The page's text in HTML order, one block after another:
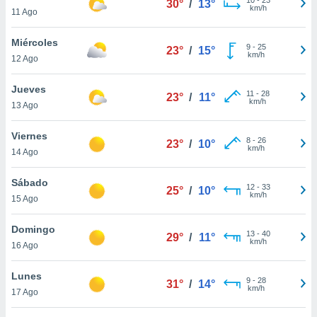
más
nuestra
y
de
disponible
cookies
aceptar
11 Ago
30° / 13°
km/h
Miércoles
12 Ago
23° / 15° 9- 25
km/h
Jueves
13 Ago
23° / 11° 11 - 28
km/h
Viernes
14 Ago
23° / 10° 8- 26
km/h
Sábado
15 Ago
25° / 10° 12- 33
km/h
Domingo
16 Ago
29° / 11° 13- 40
km/h
Lunes
17 Ago
31° / 14° 9- 28
km/h